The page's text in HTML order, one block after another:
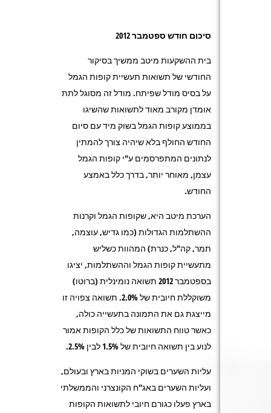
סיכום חודש ספטמבר 2012
בית ההשקעות מיטב ממשיך בסיקור
החודשי של תשואות תעשיית קופות הגמל
על בסיס מודל שפיתח. מודל זה מסוגל לתת
אומדן מקורב מאוד לתשואות שהשיגו
בממוצע קופות הגמל בשוק מיד עם סיום
החודש החולף בלא שיהיה צורך להמתין
לנתונים המתפרסמים ע"י קופות הגמל
עצמן, מאוחר יותר, בדרך כלל באמצע
החודש.
הערכת מיטב היא, שקופות הגמל וקרנות
ההשתלמות הגדולות (כמו גדיש, עוצמה,
תמר, קה"ל, כנרת) המהוות כשליש
מתעשיית קופות הגמל וההשתלמות, יציגו
בספטמבר 2012 תשואה נומינלית (ברוטו)
משוקללת חיובית של 2.0%. תשואה צפויה זו
מייצגת גם את התמונה בתעשייה כולה,
כאשר טווח התשואות של כלל הקופות אמור
לנוע בין תשואה חיובית של 1.5% לבין 2.5%.
עליות השערים בשוקי המניות בארץ ובעולם,
ועליות השערים באג"ח הקונצרני והממשלתי
בארץ פעלו כגורם חיובי לתשואות הקופות